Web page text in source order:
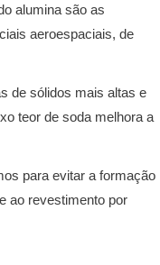
alumina são as
aeroespaciais, de
de sólidos mais altas e
teor de soda melhora a
para evitar a formação
ao revestimento por